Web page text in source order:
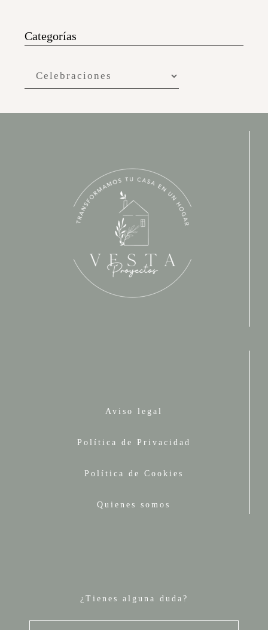
Categorías
Aviso legal
Política de Privacidad
Política de Cookies
Quienes somos
¿Tienes alguna duda?